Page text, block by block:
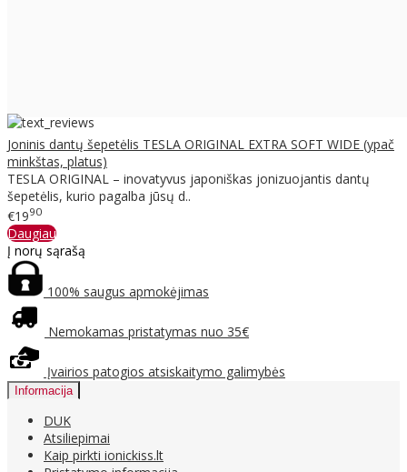
Joninis dantų šepetėlis TESLA ORIGINAL EXTRA SOFT WIDE (ypač
minkštas, platus)
TESLA ORIGINAL – inovatyvus japoniškas jonizuojantis dantų
šepetėlis, kurio pagalba jūsų d..
€1990
Daugiau
Į norų sąrašą
100% saugus apmokėjimas
Nemokamas pristatymas nuo 35€
Įvairios patogios atsiskaitymo galimybės
Informacija
DUK
Atsiliepimai
Kaip pirkti ionickiss.lt